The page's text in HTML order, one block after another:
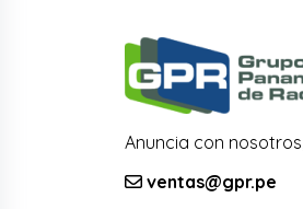
Anuncia con
ventas@gpr.pe